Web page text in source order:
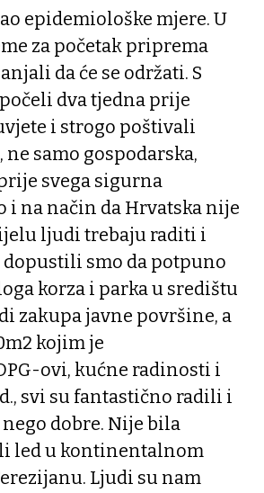
epidemiološke mjere. U
za početak priprema
da će se održati. S
dva tjedna prije
i strogo poštivali
samo gospodarska,
svega sigurna
i na način da Hrvatska nije
ljudi trebaju raditi i
smo da potpuno
korza i parka u središtu
zakupa javne površine, a
kojim je
ovi, kućne radinosti i
svi su fantastično radili i
dobre. Nije bila
led u kontinentalnom
Ljudi su nam